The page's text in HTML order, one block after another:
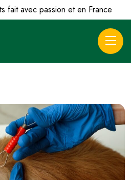
fait avec passion et en France